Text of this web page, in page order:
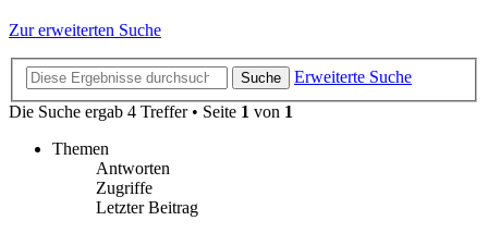
Zur erweiterten Suche
Suche
Erweiterte Suche
Die Suche ergab 4 Treffer • Seite 1 von 1
Themen
Antworten
Zugriffe
Letzter Beitrag